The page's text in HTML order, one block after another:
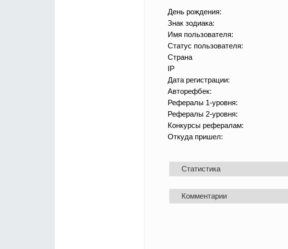
День рождения:
Знак зодиака:
Имя пользователя:
Статус пользователя:
Страна
IP
Дата регистрации:
Авторефбек:
Рефералы 1-уровня:
Рефералы 2-уровня:
Конкурсы рефералам:
Откуда пришел:
Статистика
Комментарии